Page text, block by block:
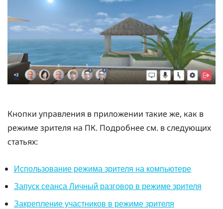
Кнопки управления в приложении такие же, как в
режиме зрителя на ПК. Подробнее см. в следующих
статьях:
Использование режима зрителя на компьютере
Запуск сеанса Личный разговор в режиме зрителя
Закрепление участников в режиме зрителя